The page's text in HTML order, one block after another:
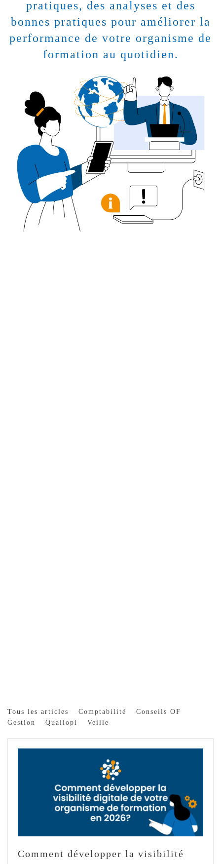
pratiques, des analyses et des
bonnes pratiques pour améliorer la
performance de votre organisme de
formation au quotidien.
Tous les articles Comptabilité
Conseils OF
Gestion
Qualiopi Veille
Comment développer la visibilité